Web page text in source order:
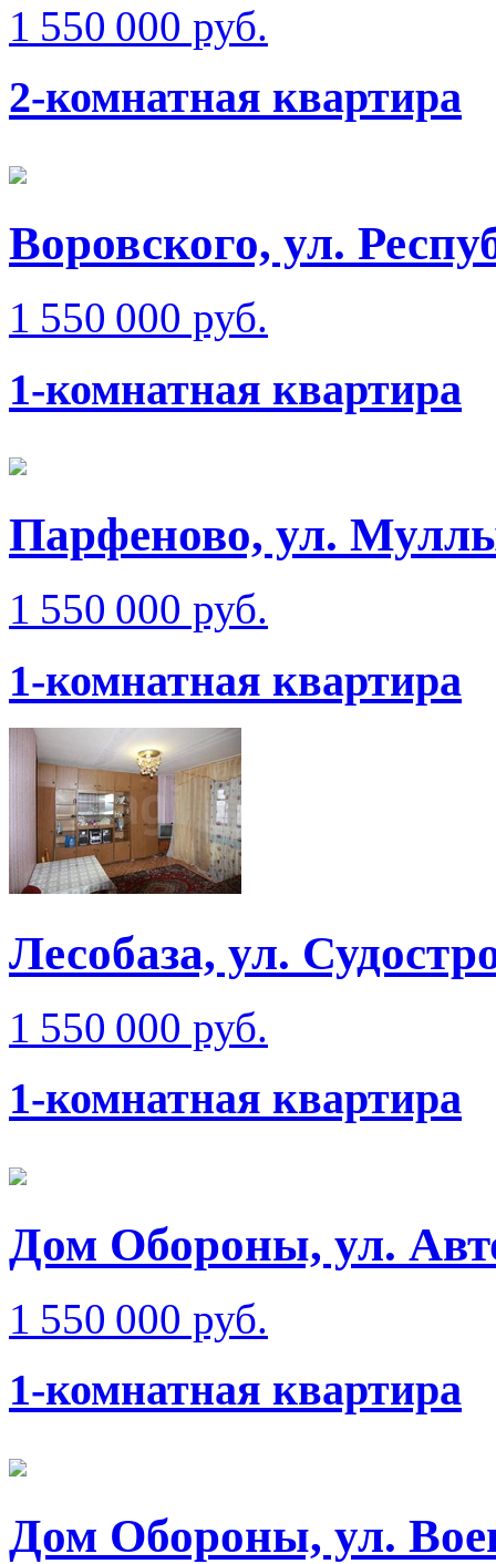
1 550 000 руб.
2-комнатная квартира
Воровского, ул.
1 550 000 руб.
1-комнатная квартира
Парфеново, ул.
1 550 000 руб.
1-комнатная квартира
Лесобаза, ул.
1 550 000 руб.
1-комнатная квартира
Дом Обороны, ул.
1 550 000 руб.
1-комнатная квартира
Дом Обороны, ул.